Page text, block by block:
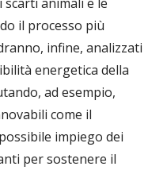
il processo più
infine, analizzati
energetica della
ad esempio,
come il
impiego dei
per sostenere il